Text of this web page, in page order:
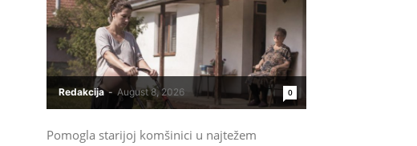
Redakcija - August 8, 2026 0
Pomogla starijoj komšinici u najtežem